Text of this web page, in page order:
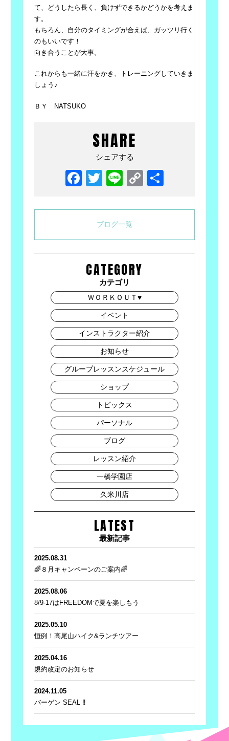
て、どうしたら長く、負けずできるかどうかを考えま
す。
もちろん、自分のタイミングが合えば、ガッツリ行く
のもいいです！
向き合うことが大事。
これからも一緒に汗をかき、トレーニングしていきま
しょう♪
ＢＹ NATSUKO
SHARE
シェアする
Facebook
Twitter
LineCopy
ブログ一覧
CATEGORY
カテゴリ
ＷＯＲＫＯＵＴ♥
イベント
インストラクター紹介
お知らせ
グループレッスンスケジュール
ショップ
トピックス
パーソナル
ブログ
レッスン紹介
一橋学園店
久米川店
LATEST
最新記事
2025.08.31
🌈８月キャンペーンのご案内🌈
2025.08.06
8/9-17はFREEDOMで夏を楽しもう
2025.05.10
恒例！高尾山ハイク&ランチツアー
2025.04.16
規約改定のお知らせ
2024.11.05
バーゲン SEAL ‼